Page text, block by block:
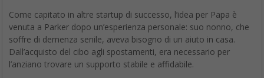
Come capitato in altre startup di successo, l’idea per Papa è
venuta a Parker dopo un’esperienza personale: suo nonno, che
soffre di demenza senile, aveva bisogno di un aiuto in casa.
Dall’acquisto del cibo agli spostamenti, era necessario per
l’anziano trovare un supporto stabile e affidabile.